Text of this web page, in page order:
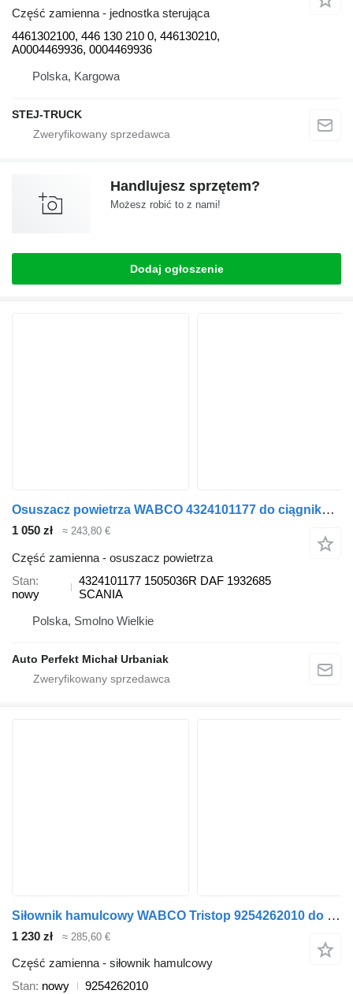
Część zamienna - jednostka sterująca
4461302100, 446 130 210 0, 446130210,
A0004469936, 0004469936
Polska, Kargowa
STEJ-TRUCK
Handlujesz sprzętem?
Możesz robić to z nami!
Dodaj ogłoszenie
Osuszacz powietrza WABCO 4324101177 do ciągnika siodłowego DAF Scania
1 050 zł ≈ 243,80 €
Część zamienna - osuszacz powietrza
Stan
nowy
4324101177 1505036R DAF 1932685
SCANIA
Polska, Smolno Wielkie
Auto Perfekt Michał Urbaniak
Siłownik hamulcowy WABCO Tristop 9254262010 do ciężarówki MAN G14/16 HHD
1 230 zł ≈ 285,60 €
Część zamienna - siłownik hamulcowy
Stan nowy
9254262010